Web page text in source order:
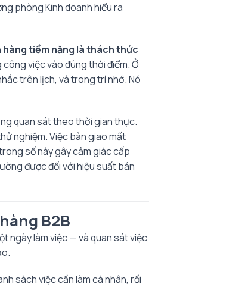
phòng Kinh doanh hiểu ra
tiềm năng là thách thức
việc vào đúng thời điểm. Ở
trên lịch, và trong trí nhớ. Nó
quan sát theo thời gian thực.
nghiệm. Việc bàn giao mất
số này gây cảm giác cấp
được đối với hiệu suất bán
B2B
ngày làm việc — và quan sát việc
sách việc cần làm cá nhân, rồi